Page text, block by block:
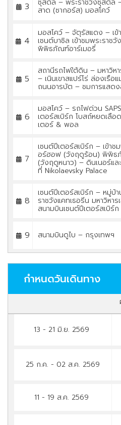
3 สาด (ซากอร์ส) มอสโคว์
4
มอสโคว์ – จัตุรัสแดง – เข้
เซนต์บาซิล เข้าชมพระราช
พิพิธภัณฑ์อาร์เมอรี่
5
สถานีรถไฟใต้ดิน – มหาวิหา
– เนินเขาสแปร์โร่ ล่องเรือ
ถนนอารบัต – ชมการแสด
6
มอสโคว์ – รถไฟด่วน
เตอร์สเบิร์ก โบสถ์หยดเลือ
เตอร์ & พอล
7
เซนต์ปีเตอร์สเบิร์ก – เข้าช
อร์ฮอฟ (วังฤดูร้อน) พิพิธ
(วังฤดูหนาว) – ดินเนอร์แล
ที่ Nikolaevsky Palace
8
เซนต์ปีเตอร์สเบิร์ก – หมู่บ้
ราชวังแคทเธอรีน มหาวิหา
สนามบินเซนต์ปีเตอร์สเบิร์
9 สนามบินดูไบ – กรุงเทพฯ
กำหนดวันเดินทาง
13 - 21 มิ.ย. 2569
25 ก.ค. - 02 ส.ค. 2569
11 - 19 ส.ค. 2569